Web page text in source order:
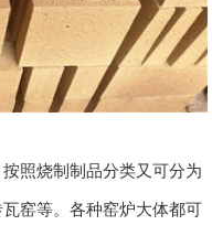
照烧制制品分类又可分为
窑等。各种窑炉大体都可